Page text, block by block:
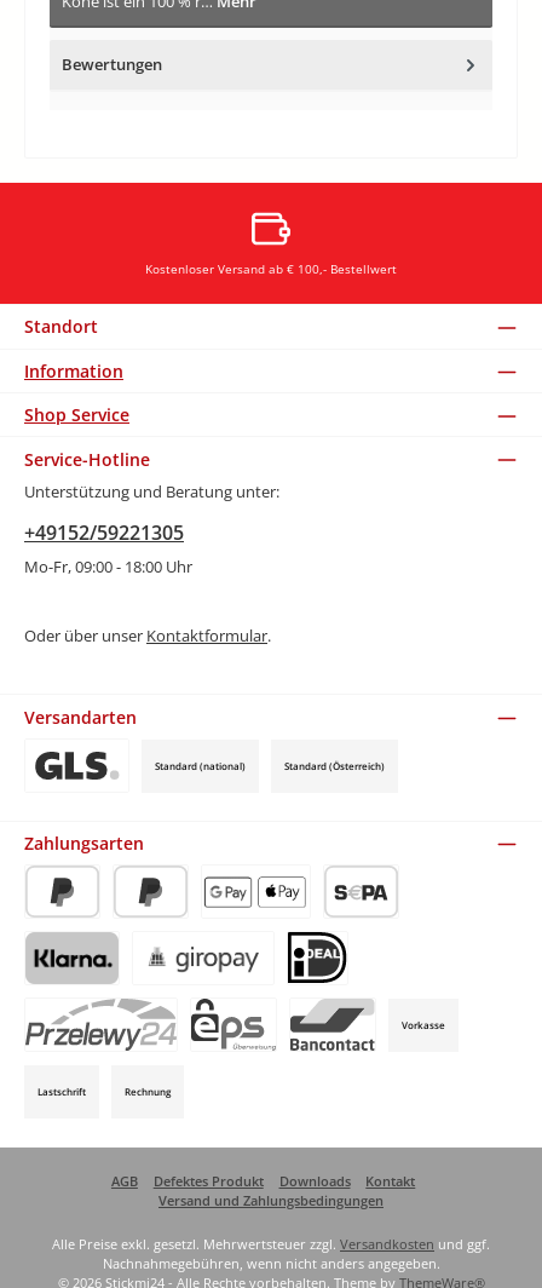
Bewertungen
Kostenloser Versand ab € 100,- Bestellwert
Standort
Information
Shop Service
Service-Hotline
Unterstützung und Beratung unter:
+49152/59221305
Mo-Fr, 09:00 - 18:00 Uhr
Oder über unser Kontaktformular.
Versandarten
Standard (national) Standard (Österreich)
Zahlungsarten
PayPal Später BezahlenApple Pay / Google Pay (via Stripe)
SEPA-Lastschrift (via Stripe)
Klarna (via Stripe)Giropay (via Stripe) iDeal (via Stripe)
Vorkasse
Lastschrift Rechnung
AGB Defektes Produkt Downloads
Kontakt
Versand und Zahlungsbedingungen
Alle Preise exkl. gesetzl. Mehrwertsteuer zzgl. Versandkosten und ggf.
Nachnahmegebühren, wenn nicht anders angegeben.
© 2026 Stickmi24 - Alle Rechte vorbehalten. Theme by ThemeWare®